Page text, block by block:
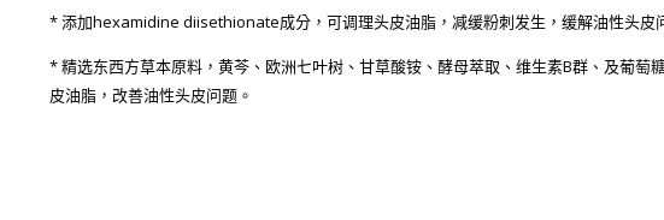
* 添加hexamidine diisethionate成分，可调理头皮油脂，减缓粉刺发生，缓解油性头皮
* 精选东西方草本原料，黄芩、欧洲七叶树、甘草酸铵、酵母萃取、维生素B群、及葡萄
皮油脂，改善油性头皮问题。